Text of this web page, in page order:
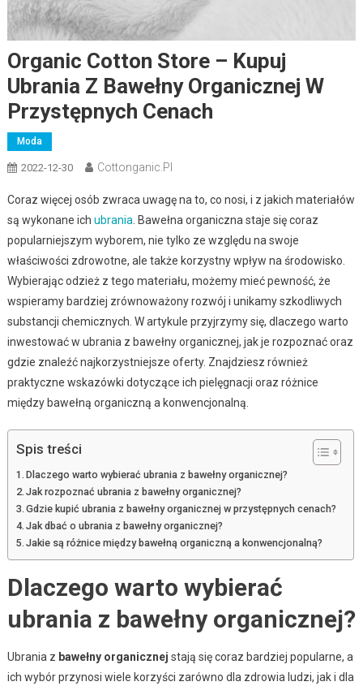
Organic Cotton Store – Kupuj
Ubrania Z Bawełny Organicznej W
Przystępnych Cenach
Moda
2022-12-30 Cottonganic.pl
Coraz więcej osób zwraca uwagę na to, co nosi, i z jakich materiałów
są wykonane ich ubrania . Bawełna organiczna staje się coraz
popularniejszym wyborem, nie tylko ze względu na swoje
właściwości zdrowotne, ale także korzystny wpływ na środowisko.
Wybierając odzież z tego materiału, możemy mieć pewność, że
wspieramy bardziej zrównoważony rozwój i unikamy szkodliwych
substancji chemicznych. W artykule przyjrzymy się, dlaczego warto
inwestować w ubrania z bawełny organicznej, jak je rozpoznać oraz
gdzie znaleźć najkorzystniejsze oferty. Znajdziesz również
praktyczne wskazówki dotyczące ich pielęgnacji oraz różnice
między bawełną organiczną a konwencjonalną.
Spis treści
Dlaczego warto wybierać ubrania z bawełny organicznej?
Jak rozpoznać ubrania z bawełny organicznej?
Gdzie kupić ubrania z bawełny organicznej w przystępnych cenach?
Jak dbać o ubrania z bawełny organicznej?
Jakie są różnice między bawełną organiczną a konwencjonalną?
Dlaczego warto wybierać
ubrania z bawełny organicznej?
Ubrania z bawełny organicznej stają się coraz bardziej popularne, a
ich wybór przynosi wiele korzyści zarówno dla zdrowia ludzi, jak i dla